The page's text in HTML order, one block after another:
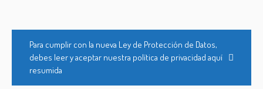
Para cumplir con la nueva Ley de Protección de Datos,
debes leer y aceptar nuestra política de privacidad aquí
resumida